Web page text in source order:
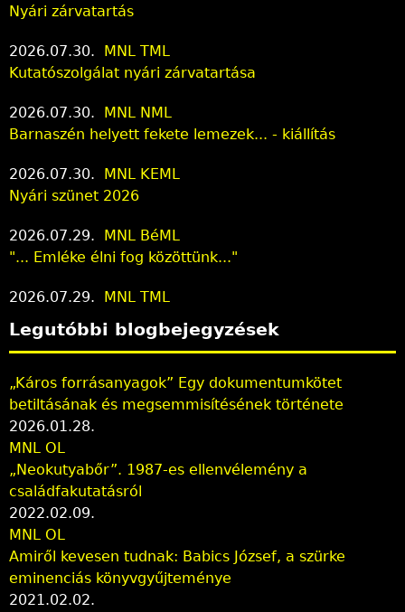
Nyári zárvatartás
2026.07.30.
MNL TML
Kutatószolgálat nyári zárvatartása
2026.07.30.
MNL NML
Barnaszén helyett fekete lemezek... - kiállítás
2026.07.30.
MNL KEML
Nyári szünet 2026
2026.07.29.
MNL BéML
"... Emléke élni fog közöttünk..."
2026.07.29. MNL TML
Legutóbbi blogbejegyzések
„Káros forrásanyagok” Egy dokumentumkötet
betiltásának és megsemmisítésének története
2026.01.28.
MNL OL
„Neokutyabőr”. 1987-es ellenvélemény a
családfakutatásról
2022.02.09.
MNL OL
Amiről kevesen tudnak: Babics József, a szürke
eminenciás könyvgyűjteménye
2021.02.02.